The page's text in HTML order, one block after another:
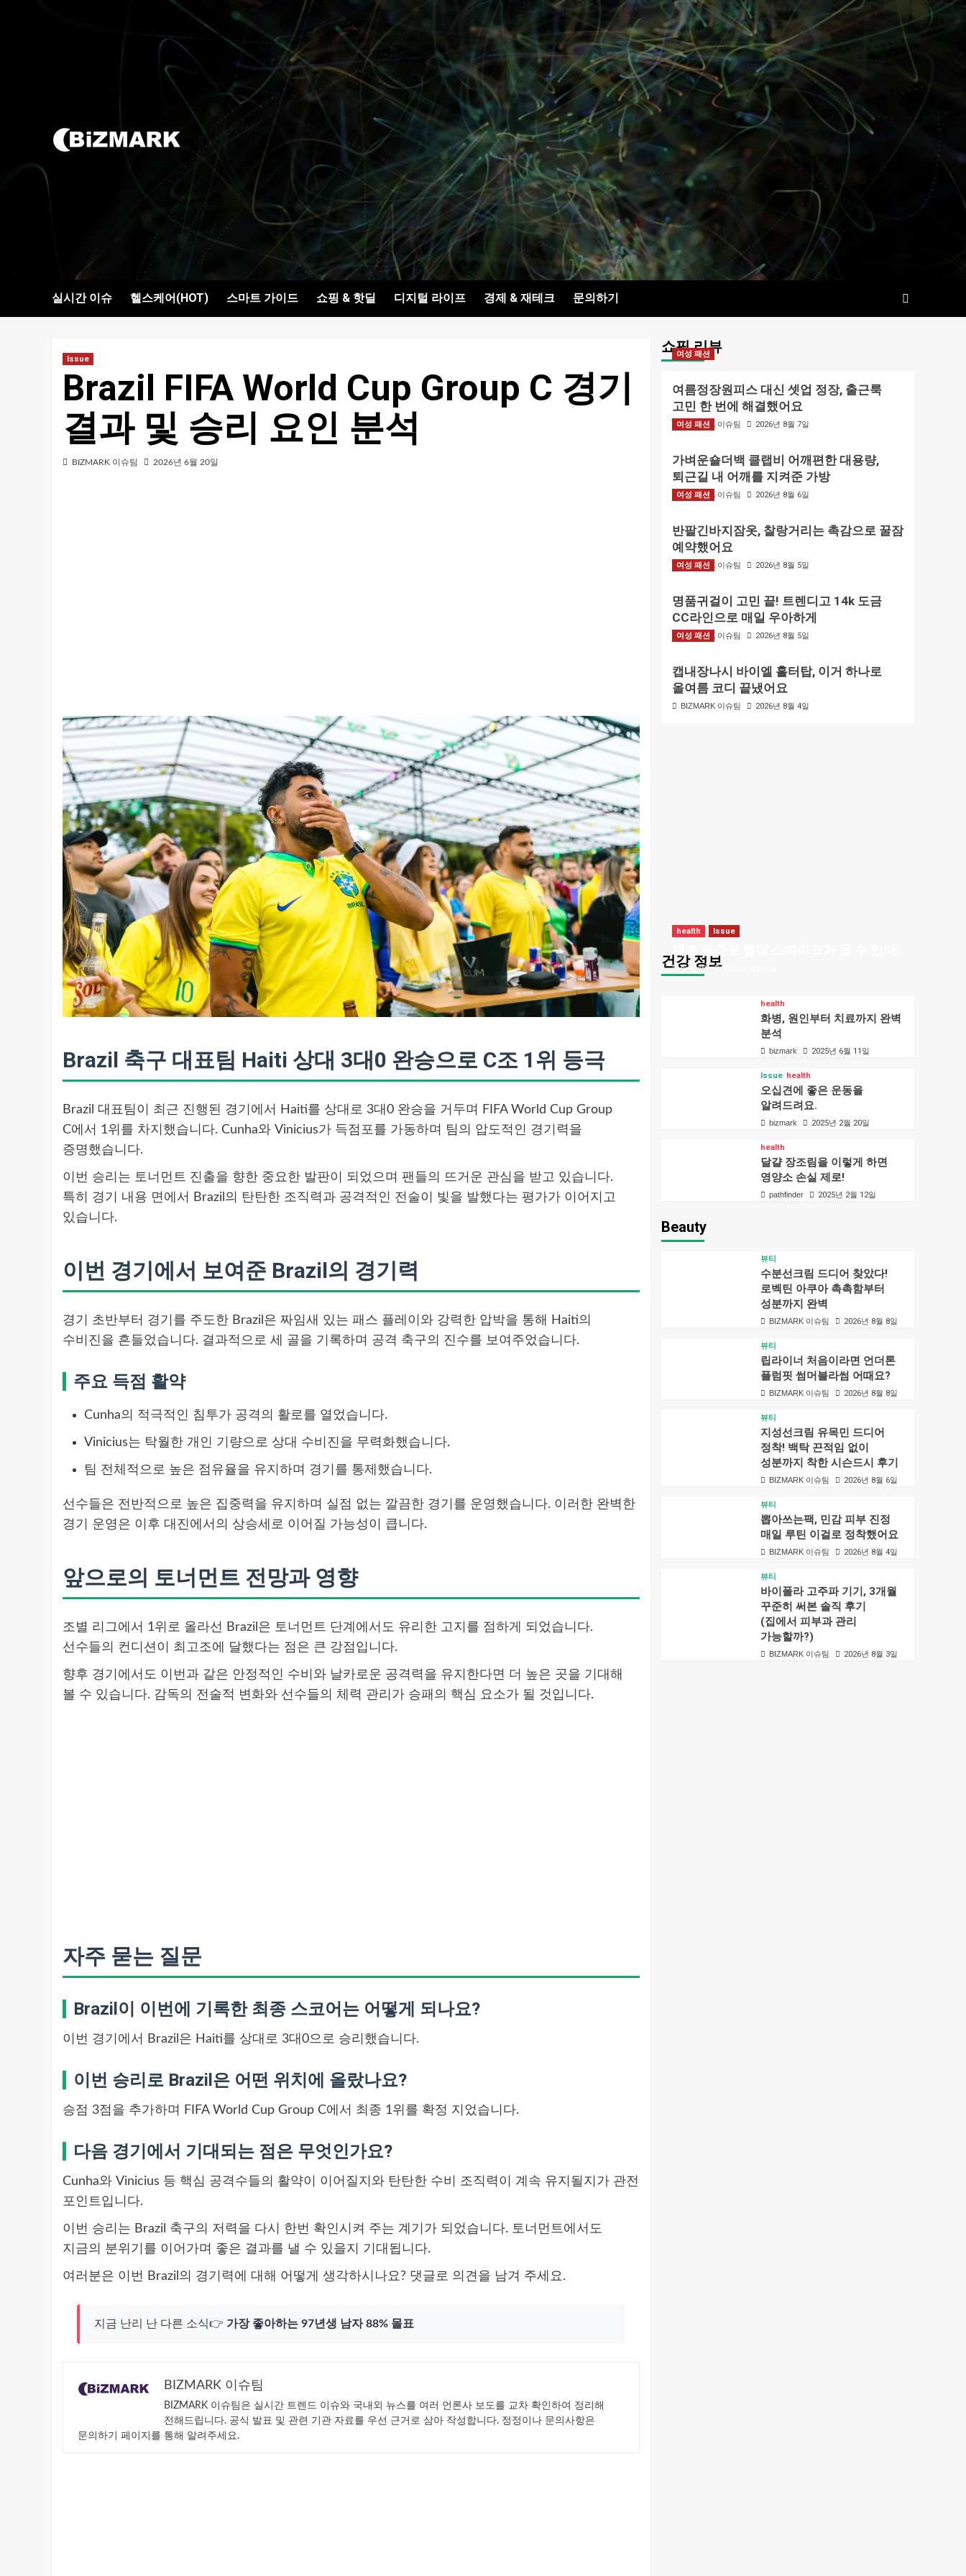
실시간 이슈 헬스케어(HOT) 스마트 가이드 쇼핑 & 핫딜 디지털 라이프 경제 & 재테크 문의하기
Issue
Brazil FIFA World Cup Group C 경기
결과 및 승리 요인 분석
BIZMARK 이슈팀 2026년 6월 20일
Brazil 축구 대표팀 Haiti 상대 3대0 완승으로 C조 1위 등극
Brazil 대표팀이 최근 진행된 경기에서 Haiti를 상대로 3대0 완승을 거두며 FIFA World Cup Group
C에서 1위를 차지했습니다. Cunha와 Vinicius가 득점포를 가동하며 팀의 압도적인 경기력을
증명했습니다.
이번 승리는 토너먼트 진출을 향한 중요한 발판이 되었으며 팬들의 뜨거운 관심을 받고 있습니다.
특히 경기 내용 면에서 Brazil의 탄탄한 조직력과 공격적인 전술이 빛을 발했다는 평가가 이어지고
있습니다.
이번 경기에서 보여준 Brazil의 경기력
경기 초반부터 경기를 주도한 Brazil은 짜임새 있는 패스 플레이와 강력한 압박을 통해 Haiti의
수비진을 흔들었습니다. 결과적으로 세 골을 기록하며 공격 축구의 진수를 보여주었습니다.
주요 득점 활약
Cunha의 적극적인 침투가 공격의 활로를 열었습니다.
Vinicius는 탁월한 개인 기량으로 상대 수비진을 무력화했습니다.
팀 전체적으로 높은 점유율을 유지하며 경기를 통제했습니다.
선수들은 전반적으로 높은 집중력을 유지하며 실점 없는 깔끔한 경기를 운영했습니다. 이러한 완벽한
경기 운영은 이후 대진에서의 상승세로 이어질 가능성이 큽니다.
앞으로의 토너먼트 전망과 영향
조별 리그에서 1위로 올라선 Brazil은 토너먼트 단계에서도 유리한 고지를 점하게 되었습니다.
선수들의 컨디션이 최고조에 달했다는 점은 큰 강점입니다.
향후 경기에서도 이번과 같은 안정적인 수비와 날카로운 공격력을 유지한다면 더 높은 곳을 기대해
볼 수 있습니다. 감독의 전술적 변화와 선수들의 체력 관리가 승패의 핵심 요소가 될 것입니다.
자주 묻는 질문
Brazil이 이번에 기록한 최종 스코어는 어떻게 되나요?
이번 경기에서 Brazil은 Haiti를 상대로 3대0으로 승리했습니다.
이번 승리로 Brazil은 어떤 위치에 올랐나요?
승점 3점을 추가하며 FIFA World Cup Group C에서 최종 1위를 확정 지었습니다.
다음 경기에서 기대되는 점은 무엇인가요?
Cunha와 Vinicius 등 핵심 공격수들의 활약이 이어질지와 탄탄한 수비 조직력이 계속 유지될지가 관전
포인트입니다.
이번 승리는 Brazil 축구의 저력을 다시 한번 확인시켜 주는 계기가 되었습니다. 토너먼트에서도
지금의 분위기를 이어가며 좋은 결과를 낼 수 있을지 기대됩니다.
여러분은 이번 Brazil의 경기력에 대해 어떻게 생각하시나요? 댓글로 의견을 남겨 주세요.
지금 난리 난 다른 소식👉 가장 좋아하는 97년생 남자 88% 몰표
BIZMARK 이슈팀
BIZMARK 이슈팀은 실시간 트렌드 이슈와 국내외 뉴스를 여러 언론사 보도를 교차 확인하여 정리해
전해드립니다. 공식 발표 및 관련 기관 자료를 우선 근거로 삼아 작성합니다. 정정이나 문의사항은
문의하기 페이지를 통해 알려주세요.
쇼핑 리뷰
여성 패션
여름정장원피스 대신 셋업 정장, 출근룩
고민 한 번에 해결했어요
BIZMARK 이슈팀 2026년 8월 7일
여성 패션
가벼운숄더백 클랩비 어깨편한 대용량,
퇴근길 내 어깨를 지켜준 가방
BIZMARK 이슈팀 2026년 8월 6일
여성 패션
반팔긴바지잠옷, 찰랑거리는 촉감으로 꿀잠
예약했어요
BIZMARK 이슈팀 2026년 8월 5일
여성 패션
명품귀걸이 고민 끝! 트렌디고 14k 도금
CC라인으로 매일 우아하게
BIZMARK 이슈팀 2026년 8월 5일
여성 패션
캡내장나시 바이엘 홀터탑, 이거 하나로
올여름 코디 끝냈어요
BIZMARK 이슈팀 2026년 8월 4일
건강 정보
health Issue
bizmark
health
화병, 원인부터 치료까지 완벽
분석
bizmark 2025년 6월 11일
Issue health
오십견에 좋은 운동을
알려드려요.
bizmark 2025년 2월 20일
health
달걀 장조림을 이렇게 하면
영양소 손실 제로!
pathfinder 2025년 2월 12일
Beauty
뷰티
수분선크림 드디어 찾았다!
로벡틴 아쿠아 촉촉함부터
성분까지 완벽
BIZMARK 이슈팀 2026년 8월 8일
뷰티
립라이너 처음이라면 언더톤
플럼핏 썸머블라썸 어때요?
BIZMARK 이슈팀 2026년 8월 8일
뷰티
지성선크림 유목민 드디어
정착! 백탁 끈적임 없이
성분까지 착한 시슨드시 후기
BIZMARK 이슈팀 2026년 8월 6일
뷰티
뽑아쓰는팩, 민감 피부 진정
매일 루틴 이걸로 정착했어요
BIZMARK 이슈팀 2026년 8월 4일
뷰티
바이폴라 고주파 기기, 3개월
꾸준히 써본 솔직 후기
(집에서 피부과 관리
가능할까?)
BIZMARK 이슈팀 2026년 8월 3일